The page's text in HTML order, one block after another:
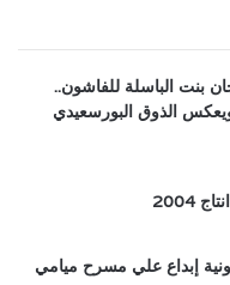
بنت الباسلة للفاشون..
الذوق البورسعيدي
2004
إبداع علي مسرح ميامي